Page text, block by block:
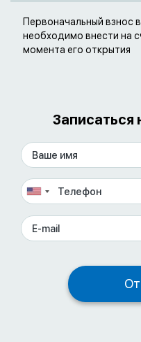
Первоначальный взнос
необходимо внести на
момента его открытия
Записаться